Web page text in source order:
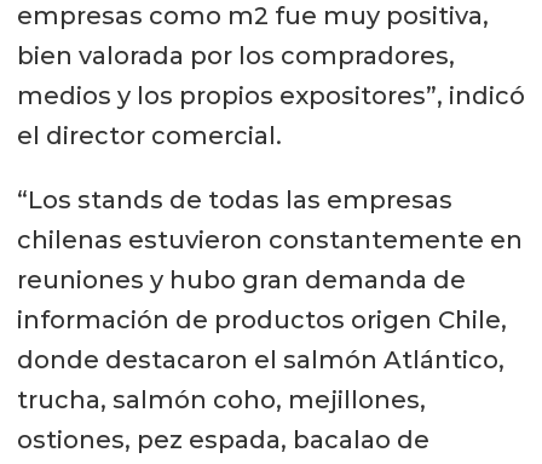
empresas como m2 fue muy positiva,
bien valorada por los compradores,
medios y los propios expositores”, indicó
el director comercial.
“Los stands de todas las empresas
chilenas estuvieron constantemente en
reuniones y hubo gran demanda de
información de productos origen Chile,
donde destacaron el salmón Atlántico,
trucha, salmón coho, mejillones,
ostiones, pez espada, bacalao de